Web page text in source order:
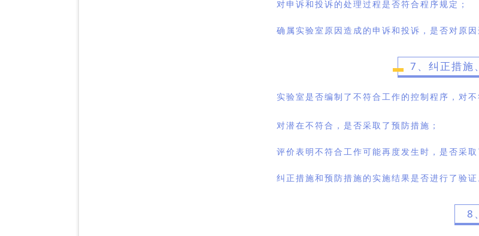
对申诉和投诉的处理过程是否符合程序规定；
确属实验室原因造成的申诉和投诉，是否对原因
7、纠正措施
实验室是否编制了不符合工作的控制程序，对
对潜在不符合，是否采取了预防措施；
评价表明不符合工作可能再度发生时，是否采
纠正措施和预防措施的实施结果是否进行了验证
8